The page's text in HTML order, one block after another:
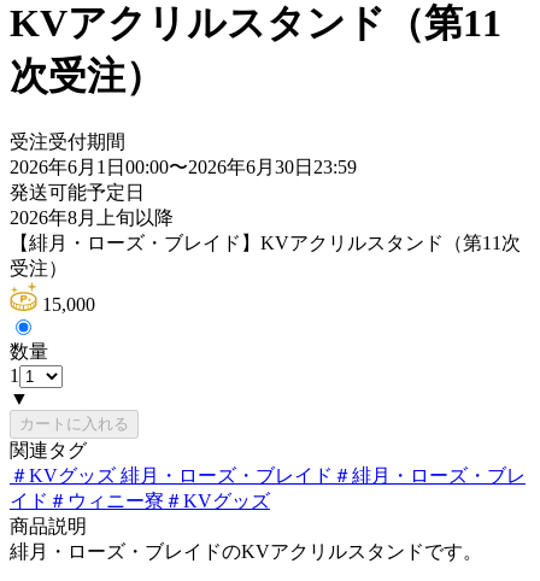
KVアクリルスタンド（第11
次受注）
受注受付期間
2026年6月1日00:00〜2026年6月30日23:59
発送可能予定日
2026年8月上旬以降
【緋月・ローズ・ブレイド】KVアクリルスタンド（第11次
受注）
15,000
数量
1
▼
カートに入れる
関連タグ
＃KVグッズ 緋月・ローズ・ブレイド ＃緋月・ローズ・ブレ
イド ＃ ウィニー寮 ＃KVグッズ
商品説明
緋月・ローズ・ブレイドのKVアクリルスタンドです。